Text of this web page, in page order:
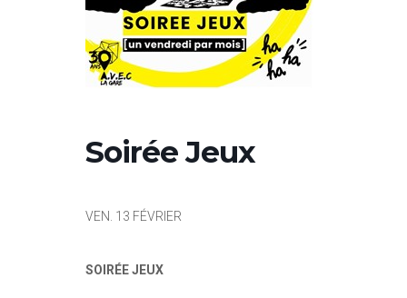
Soirée Jeux
VEN. 13 FÉVRIER
SOIRÉE JEUX